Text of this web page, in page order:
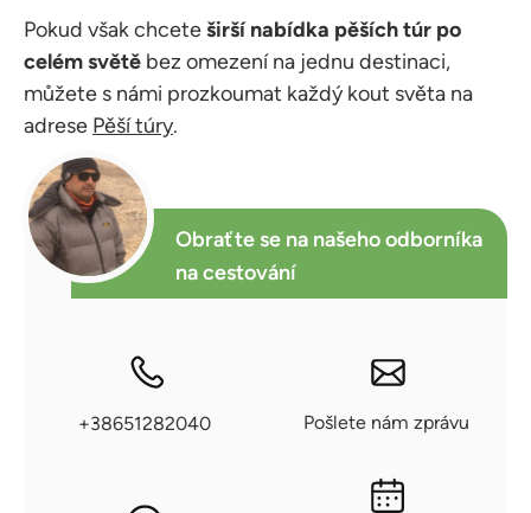
Pokud však chceteširší nabídka pěších túr po
celém světě bez omezení na jednu destinaci,
můžete s námi prozkoumat každý kout světa na
adrese Pěší túry.
Obraťte se na našeho odborníka
na cestování
+38651282040 Pošlete nám zprávu